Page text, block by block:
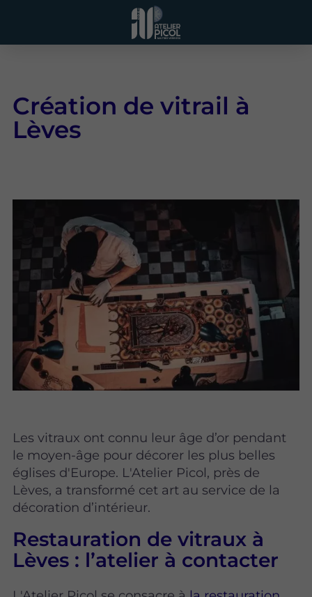
Création de vitrail à
Lèves
Les vitraux ont connu leur âge d’or pendant
le moyen-âge pour décorer les plus belles
églises d'Europe. L'Atelier Picol, près de
Lèves, a transformé cet art au service de la
décoration d’intérieur.
Restauration de vitraux à
Lèves : l’atelier à contacter